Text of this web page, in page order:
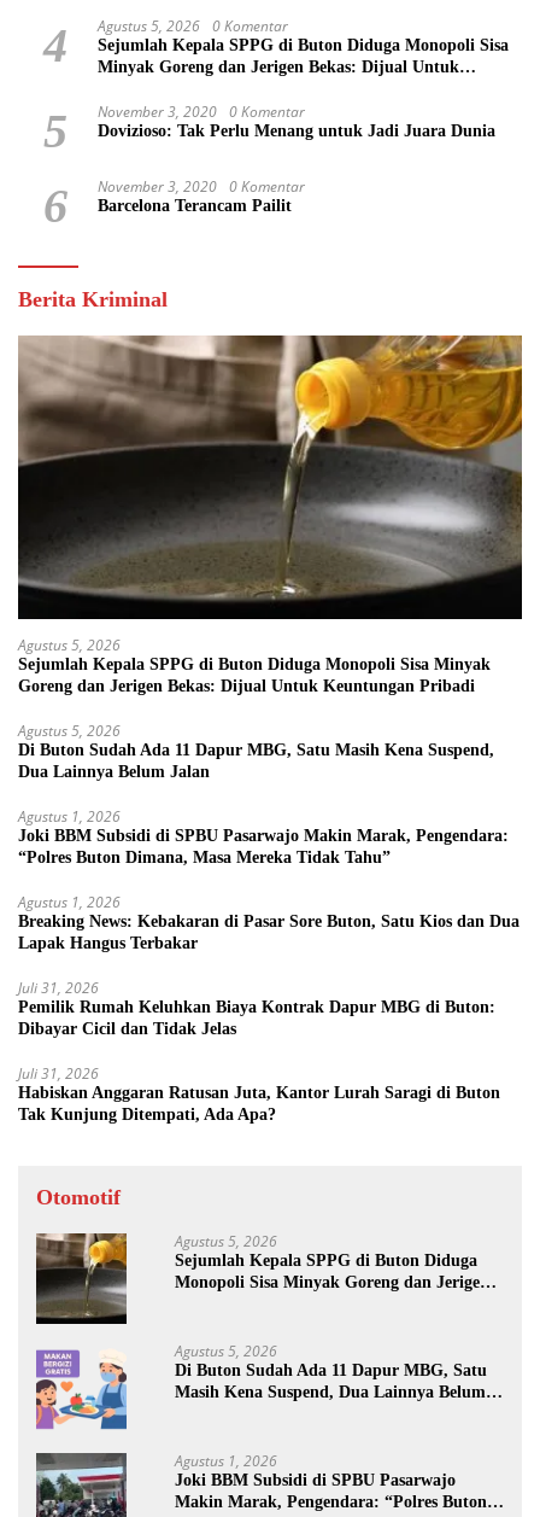
4 Agustus 5, 2026 0 Komentar
Sejumlah Kepala SPPG di Buton Diduga Monopoli Sisa
Minyak Goreng dan Jerigen Bekas: Dijual Untuk
5 November 3, 2020 0 Komentar
Dovizioso: Tak Perlu Menang untuk Jadi Juara Dunia
6 November 3, 2020 0 Komentar
Barcelona Terancam Pailit
Berita Kriminal
Agustus 5, 2026
Sejumlah Kepala SPPG di Buton Diduga Monopoli Sisa Minyak
Goreng dan Jerigen Bekas: Dijual Untuk Keuntungan Pribadi
Agustus 5, 2026
Di Buton Sudah Ada 11 Dapur MBG, Satu Masih Kena Suspend,
Dua Lainnya Belum Jalan
Agustus 1, 2026
Joki BBM Subsidi di SPBU Pasarwajo Makin Marak, Pengendara:
“Polres Buton Dimana, Masa Mereka Tidak Tahu”
Agustus 1, 2026
Breaking News: Kebakaran di Pasar Sore Buton, Satu Kios dan Dua
Lapak Hangus Terbakar
Juli 31, 2026
Pemilik Rumah Keluhkan Biaya Kontrak Dapur MBG di Buton:
Dibayar Cicil dan Tidak Jelas
Juli 31, 2026
Habiskan Anggaran Ratusan Juta, Kantor Lurah Saragi di Buton
Tak Kunjung Ditempati, Ada Apa?
Otomotif
Agustus 5, 2026
Sejumlah Kepala SPPG di Buton Diduga
Monopoli Sisa Minyak Goreng dan Jerigen
Agustus 5, 2026
Di Buton Sudah Ada 11 Dapur MBG, Satu
Masih Kena Suspend, Dua Lainnya Belum
Agustus 1, 2026
Joki BBM Subsidi di SPBU Pasarwajo
Makin Marak, Pengendara: “Polres Buton